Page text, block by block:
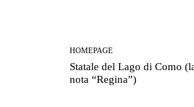
HOMEPAGE
Statale del Lago di Como
nota “Regina”)